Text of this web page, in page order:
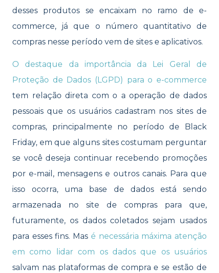
desses produtos se encaixam no ramo de e-
commerce, já que o número quantitativo de
compras nesse período vem de sites e aplicativos.
O destaque da importância da Lei Geral de
Proteção de Dados (LGPD) para o e-commerce
tem relação direta com o a operação de dados
pessoais que os usuários cadastram nos sites de
compras, principalmente no período de Black
Friday, em que alguns sites costumam perguntar
se você deseja continuar recebendo promoções
por e-mail, mensagens e outros canais. Para que
isso ocorra, uma base de dados está sendo
armazenada no site de compras para que,
futuramente, os dados coletados sejam usados
para esses fins. Mas é necessária máxima atenção
em como lidar com os dados que os usuários
salvam nas plataformas de compra e se estão de